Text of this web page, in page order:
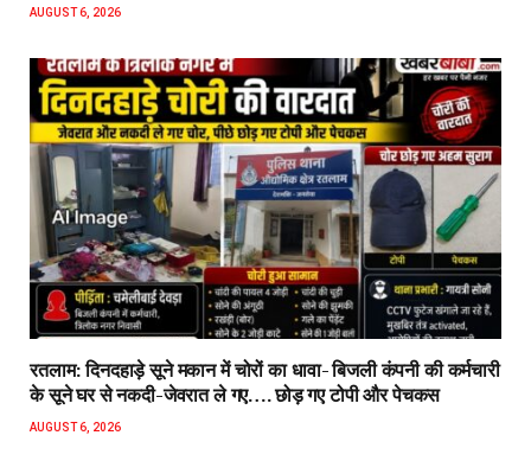
AUGUST 6, 2026
रतलाम: दिनदहाड़े सूने मकान में चोरों का धावा- बिजली कंपनी की कर्मचारी
के सूने घर से नकदी-जेवरात ले गए…. छोड़ गए टोपी और पेचकस
AUGUST 6, 2026